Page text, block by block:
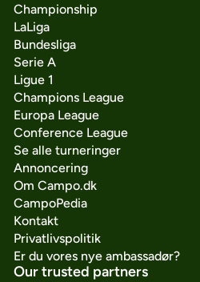
Championship
LaLiga
Bundesliga
Serie A
Ligue 1
Champions League
Europa League
Conference League
Se alle turneringer
Annoncering
Om Campo.dk
CampoPedia
Kontakt
Privatlivspolitik
Er du vores nye ambassadør?
Our trusted partners